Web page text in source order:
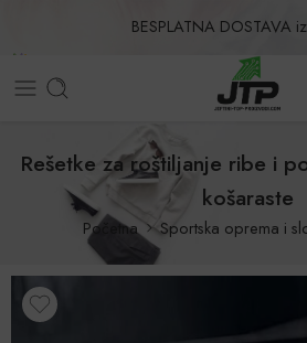
BESPLATNA DOSTAVA
Povrat u roku od 30
Rešetke za roštiljanje ribe i
košaraste
Početna Sportska oprema i